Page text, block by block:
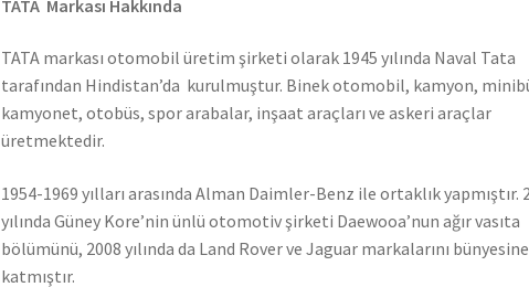
TATA Markası Hakkında
TATA markası otomobil üretim şirketi olarak 1945 yılında Naval Tata
tarafından Hindistan’da kurulmuştur. Binek otomobil, kamyon,
kamyonet, otobüs, spor arabalar, inşaat araçları ve askeri araçlar
üretmektedir.
1954-1969 yılları arasında Alman Daimler-Benz ile ortaklık yapmıştır.
yılında Güney Kore’nin ünlü otomotiv şirketi Daewooa’nun ağır vasıta
bölümünü, 2008 yılında da Land Rover ve Jaguar markalarını bünyesine
katmıştır.